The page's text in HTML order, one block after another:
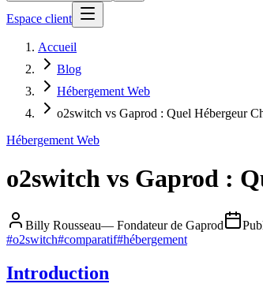
Espace client
Accueil
Blog
Hébergement Web
o2switch vs Gaprod : Quel Hébergeur
Hébergement Web
o2switch vs Gaprod :
Billy Rousseau— Fondateur de Gaprod
#o2switch#comparatif#hébergement
Introduction